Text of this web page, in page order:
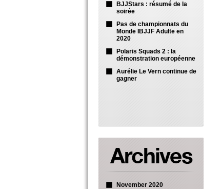
BJJStars : résumé de la
soirée
Pas de championnats du
Monde IBJJF Adulte en
2020
Polaris Squads 2 : la
démonstration européenne
Aurélie Le Vern continue de
gagner
November 2020